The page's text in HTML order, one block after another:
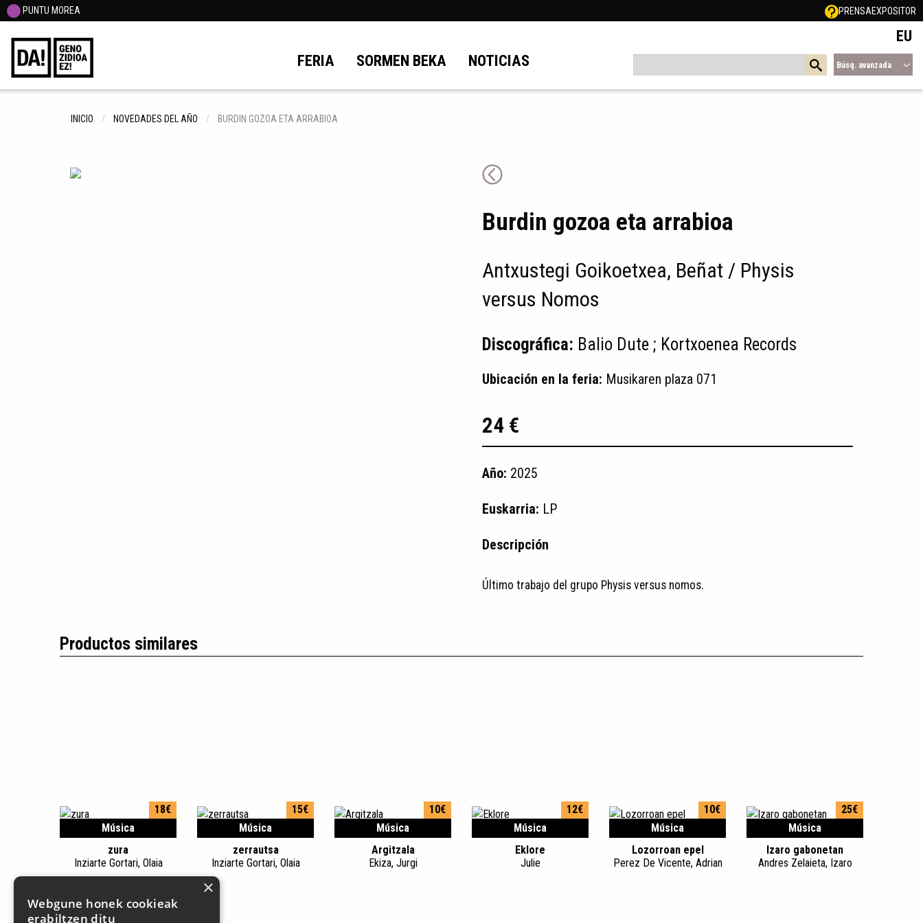
PUNTU MOREA PRENSAEXPOSITOR
FERIA SORMEN BEKA NOTICIAS
EU
Búsq. avanzada
INICIO NOVEDADES DEL AÑO BURDIN GOZOA ETA ARRABIOA
Burdin gozoa eta arrabioa
Antxustegi Goikoetxea, Beñat / Physis
versus Nomos
Discográfica: Balio Dute ; Kortxoenea Records
Ubicación en la feria: Musikaren plaza 071
24 €
Año: 2025
Euskarria: LP
Descripción
Último trabajo del grupo Physis versus nomos.
Productos similares
Música
18€
zura
Inziarte Gortari, Olaia
Música
15€
zerrautsa
Inziarte Gortari, Olaia
Música
10€
Argitzala
Ekiza, Jurgi
Música
12€
Eklore
Julie
Música
10€
Lozorroan epel
Perez De Vicente, Adrian
Música
25€
Izaro gabonetan
Andres Zelaieta, Izaro
×
Webgune honek cookieak
erabiltzen ditu